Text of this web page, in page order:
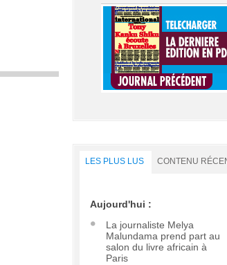
LES PLUS LUS CONTENU
Aujourd'hui :
La journaliste Melya
Malundama prend part au
salon du livre africain à
Paris